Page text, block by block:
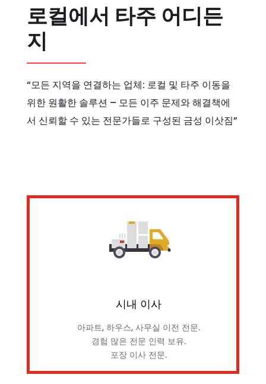
로컬에서 타주 어디든
지
“모든 지역을 연결하는 업체: 로컬 및 타주 이동을
위한 원활한 솔루션 – 모든 이주 문제와 해결책에
서 신뢰할 수 있는 전문가들로 구성된 금성 이삿짐”
시내 이사
아파트, 하우스, 사무실 이전 전문.
경험 많은 전문 인력 보유.
포장 이사 전문.